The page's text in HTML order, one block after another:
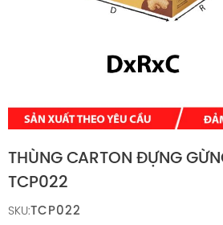
THÙNG CARTON ĐỰNG
TCP022
SKU:TCP022